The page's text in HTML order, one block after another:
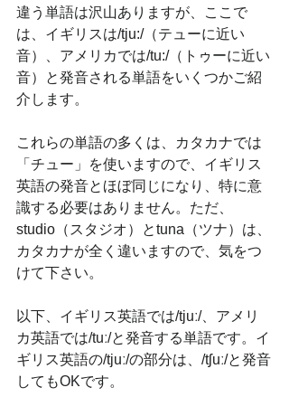
違う単語は沢山ありますが、ここで
は、イギリスは/tju:/（テューに近い
音）、アメリカでは/tu:/（トゥーに近い
音）と発音される単語をいくつかご紹
介します。
これらの単語の多くは、カタカナでは
「チュー」を使いますので、イギリス
英語の発音とほぼ同じになり、特に意
識する必要はありません。ただ、
studio（スタジオ）とtuna（ツナ）は、
カタカナが全く違いますので、気をつ
けて下さい。
以下、イギリス英語では/tjuː/、アメリ
カ英語では/tuː/と発音する単語です。イ
ギリス英語の/tjuː/の部分は、/tʃuː/と発音
してもOKです。